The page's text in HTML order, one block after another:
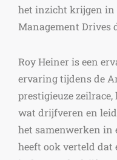
het inzicht krijgen in
Management Drives
Roy Heiner is een
ervaring tijdens de
prestigieuze
wat drijfveren en
het samenwerken in
heeft ook verteld dat